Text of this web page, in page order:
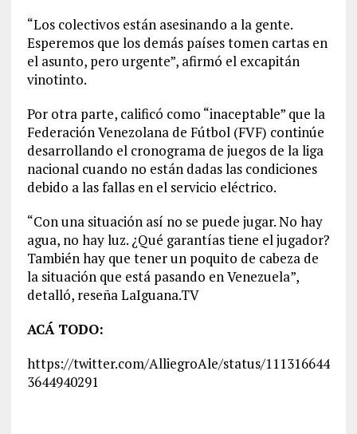
“Los colectivos están asesinando a la gente.
Esperemos que los demás países tomen cartas en
el asunto, pero urgente”, afirmó el excapitán
vinotinto.
Por otra parte, calificó como “inaceptable” que la
Federación Venezolana de Fútbol (FVF) continúe
desarrollando el cronograma de juegos de la liga
nacional cuando no están dadas las condiciones
debido a las fallas en el servicio eléctrico.
“Con una situación así no se puede jugar. No hay
agua, no hay luz. ¿Qué garantías tiene el jugador?
También hay que tener un poquito de cabeza de
la situación que está pasando en Venezuela”,
detalló, reseña LaIguana.TV
ACÁ TODO:
https://twitter.com/AlliegroAle/status/111316644
3644940291